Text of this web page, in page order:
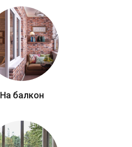
На балкон